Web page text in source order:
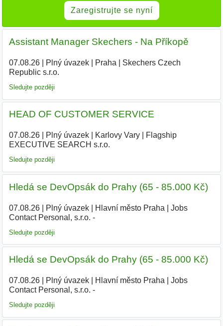
Zaregistrujte se nyní
Assistant Manager Skechers - Na Příkopě
07.08.26| Plný úvazek| Praha
Skechers Czech
Republic s.r.o.
Sledujte později
HEAD OF CUSTOMER SERVICE
07.08.26| Plný úvazek| Karlovy Vary|
Flagship
EXECUTIVE SEARCH s.r.o.
Sledujte později
Hledá se DevOpsák do Prahy (65 - 85.000 Kč)
07.08.26| Plný úvazek| Hlavní město Praha
Jobs
Contact Personal, s.r.o. -
Sledujte později
Hledá se DevOpsák do Prahy (65 - 85.000 Kč)
07.08.26| Plný úvazek| Hlavní město Praha
Jobs
Contact Personal, s.r.o. -
Sledujte později